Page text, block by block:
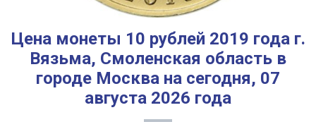
Цена монеты 10 рублей 2019 года г.
Вязьма, Смоленская область в
городе Москва на сегодня, 07
августа 2026 года